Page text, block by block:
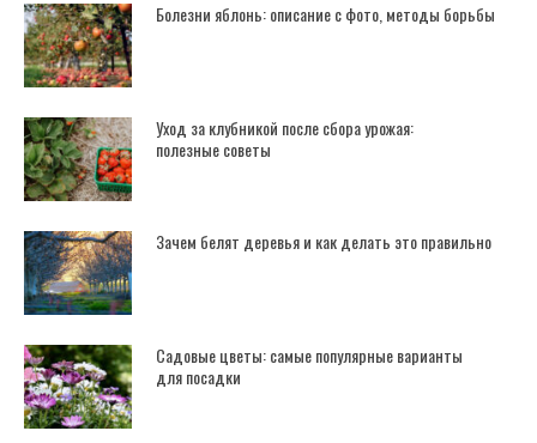
Болезни яблонь: описание с фото, методы борьбы
Уход за клубникой после сбора урожая:
полезные советы
Зачем белят деревья и как делать это правильно
Садовые цветы: самые популярные варианты
для посадки